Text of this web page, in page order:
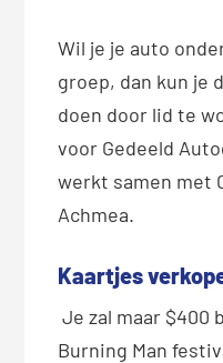
Wil je je auto
groep, dan kun je
doen door lid te
voor Gedeeld
werkt samen met
Achmea.
Kaartjes
Je zal maar $400
Burning Man